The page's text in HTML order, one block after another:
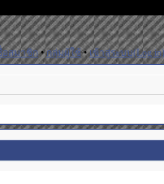
อสมาชิก•กลุ่มผู้ใช้•เข้าสู่ระบบ(Log in)